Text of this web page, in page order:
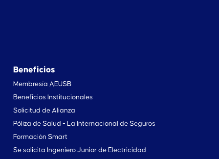
Beneficios
Membresía AEUSB
Beneficios Institucionales
Solicitud de Alianza
Póliza de Salud - La Internacional de Seguros
Formación Smart
Se solicita Ingeniero Junior de Electricidad